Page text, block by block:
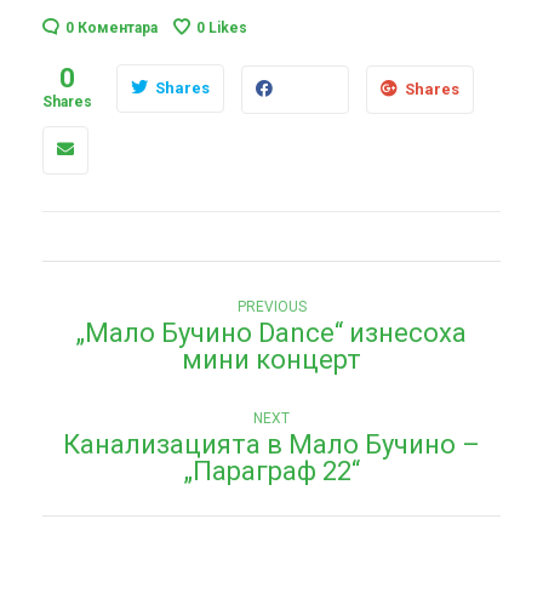
0 Коментара 0 Likes
0
Shares
Shares Shares
PREVIOUSPrevious
post:
„Мало Бучино Dance“ изнесоха
мини концерт
NEXTNext
post:
Канализацията в Мало Бучино –
„Параграф 22“